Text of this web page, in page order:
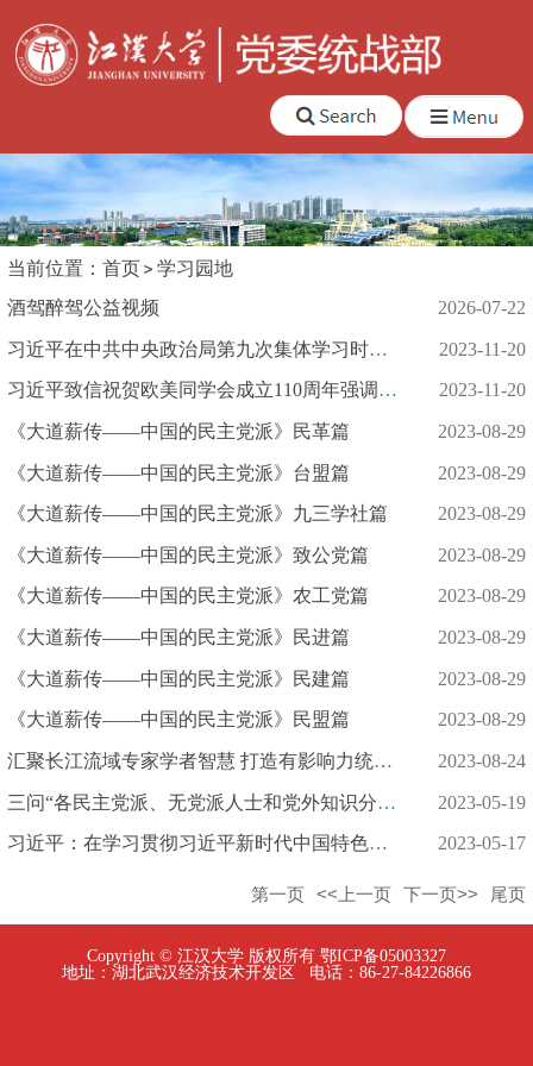
当前位置： 首页
学习园地
酒驾醉驾公益视频
2026-07-22
习近平在中共中央政治局第九次集体学习时强调 铸牢中华民族共同... 2023-11-20
习近平致信祝贺欧美同学会成立110周年强调：为党和国家事业发展... 2023-11-20
《大道薪传——中国的民主党派》民革篇 2023-08-29
《大道薪传——中国的民主党派》台盟篇 2023-08-29
《大道薪传——中国的民主党派》九三学社篇 2023-08-29
《大道薪传——中国的民主党派》致公党篇 2023-08-29
《大道薪传——中国的民主党派》农工党篇 2023-08-29
《大道薪传——中国的民主党派》民进篇 2023-08-29
《大道薪传——中国的民主党派》民建篇 2023-08-29
《大道薪传——中国的民主党派》民盟篇 2023-08-29
汇聚长江流域专家学者智慧 打造有影响力统战研究基地 ︱武汉统一... 2023-08-24
三问“各民主党派、无党派人士和党外知识分子、新的社会阶层人士... 2023-05-19
习近平：在学习贯彻习近平新时代中国特色社会主义思想主题教育工... 2023-05-17
第一页 <<上一页 下一页>> 尾页
Copyright © 江汉大学 版权所有 鄂ICP备05003327
地址：湖北武汉经济技术开发区 电话：86-27-84226866